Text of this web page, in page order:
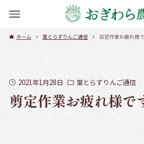
ホーム 葉とらずりんご通信 剪定作業お疲れ様
2021年1月28日 葉とらずりんご通信
剪定作業お疲れ様